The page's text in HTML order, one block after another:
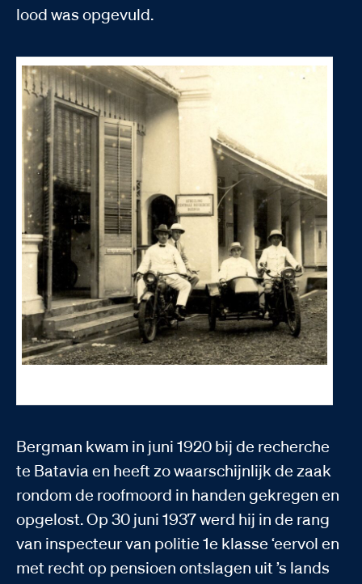
lood was opgevuld.
Bergman kwam in juni 1920 bij de recherche
te Batavia en heeft zo waarschijnlijk de zaak
rondom de roofmoord in handen gekregen en
opgelost. Op 30 juni 1937 werd hij in de rang
van inspecteur van politie 1e klasse ‘eervol en
met recht op pensioen ontslagen uit ’s lands